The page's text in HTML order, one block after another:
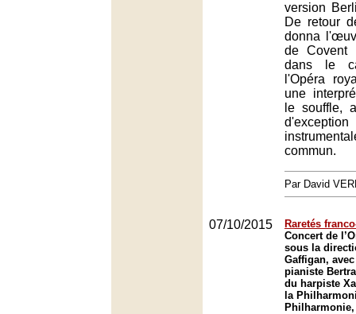
version
De retour
donna
de Covent
dans le
l'Opéra
une
le souffle,
commun.
Par David
07/10/2015
Raretés
Concert de
sous la
Gaffigan,
pianiste
du harpiste
la